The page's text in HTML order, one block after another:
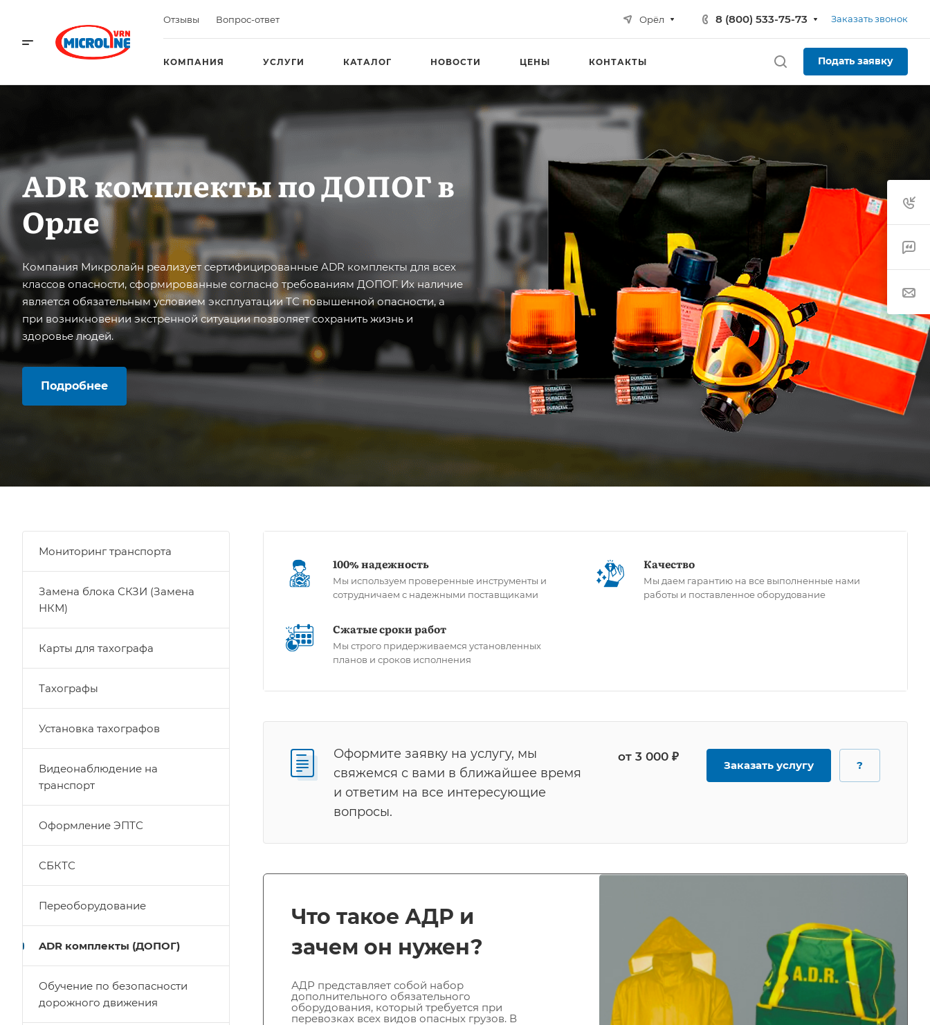
Отзывы Вопрос-ответ Орёл 8 (800) 533-75-73 Заказать звонок
КОМПАНИЯ УСЛУГИ КАТАЛОГ НОВОСТИ ЦЕНЫ КОНТАКТЫ Подать заявку
ADR комплекты по ДОПОГ в
Орле
Компания Микролайн реализует сертифицированные ADR комплекты для всех
классов опасности, сформированные согласно требованиям ДОПОГ. Их наличие
является обязательным условием эксплуатации ТС повышенной опасности, а
при возникновении экстренной ситуации позволяет сохранить жизнь и
здоровье людей.
Подробнее
100% надежность
Мы используем проверенные инструменты и
сотрудничаем с надежными поставщиками
Качество
Мы даем гарантию на все выполненные нами
работы и поставленное оборудование
Сжатые сроки работ
Мы строго придерживаемся установленных
планов и сроков исполнения
Оформите заявку на услугу, мы
свяжемся с вами в ближайшее время
и ответим на все интересующие
вопросы.
от 3 000 ₽
Заказать услугу ?
Что такое АДР и
зачем он нужен?
АДР представляет собой набор
дополнительного обязательного
оборудования, который требуется при
перевозках всех видов опасных грузов. В
Мониторинг транспорта
Замена блока СКЗИ (Замена
НКМ)
Карты для тахографа
Тахографы
Установка тахографов
Видеонаблюдение на
транспорт
Оформление ЭПТС
СБКТС
Переоборудование
ADR комплекты (ДОПОГ)
Обучение по безопасности
дорожного движения